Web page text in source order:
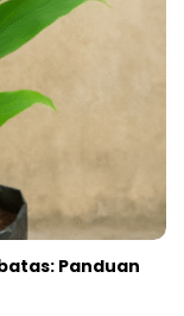
Panduan